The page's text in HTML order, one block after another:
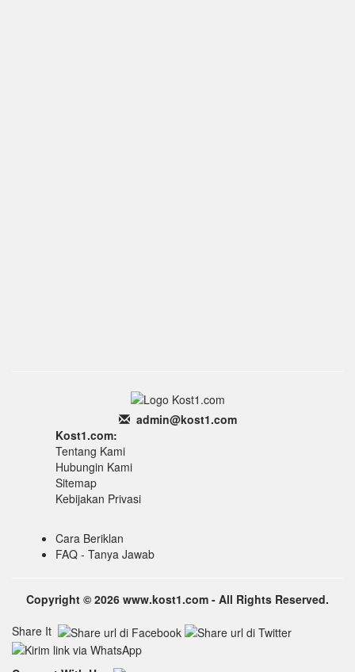
admin@kost1.com
Kost1.com:
Tentang Kami
Hubungin Kami
Sitemap
Kebijakan Privasi
Cara Beriklan
FAQ - Tanya Jawab
Copyright © 2026 www.kost1.com - All Rights Reserved.
Share It